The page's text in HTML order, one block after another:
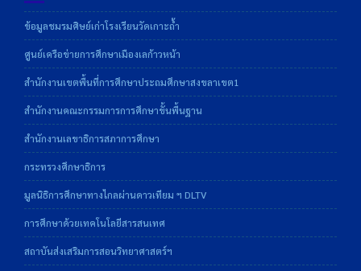
ข้อมูลชมรมศิษย์เก่าโรงเรียนวัดเกาะถ้ำ
ศูนย์เครือข่ายการศึกษาเมืองเลก้าวหน้า
สำนักงานเขตพื้นที่การศึกษาประถมศึกษาสงขลาเขต1
สำนักงานคณะกรรมการการศึกษาขั้นพื้นฐาน
สำนักงานเลขาธิการสภาการศึกษา
กระทรวงศึกษาธิการ
มูลนิธิการศึกษาทางไกลผ่านดาวเทียม ฯ DLTV
การศึกษาด้วยเทคโนโลยีสารสนเทศ
สถาบันส่งเสริมการสอนวิทยาศาสตร์ฯ